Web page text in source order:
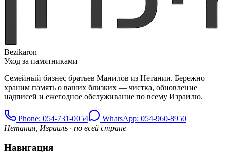
Bezikaron
Уход за памятниками
Семейный бизнес братьев Манилов из Нетании. Бережно
храним память о ваших близких — чистка, обновление
надписей и ежегодное обслуживание по всему Израилю.
Phone: 054-731-0054
WhatsApp: 054-960-8950
Нетания, Израиль · по всей стране
Навигация